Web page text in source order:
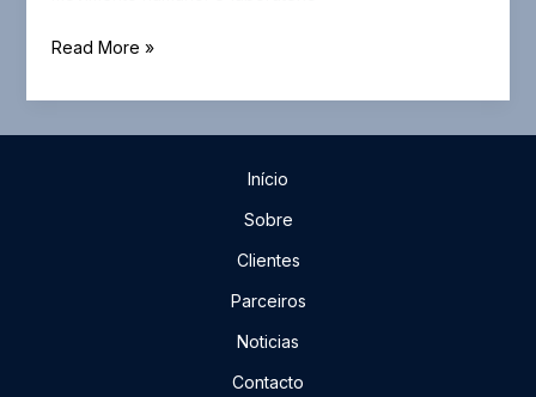
Sistema
na
Universidade
Read More »
Início
Sobre
Clientes
Parceiros
Noticias
Contacto